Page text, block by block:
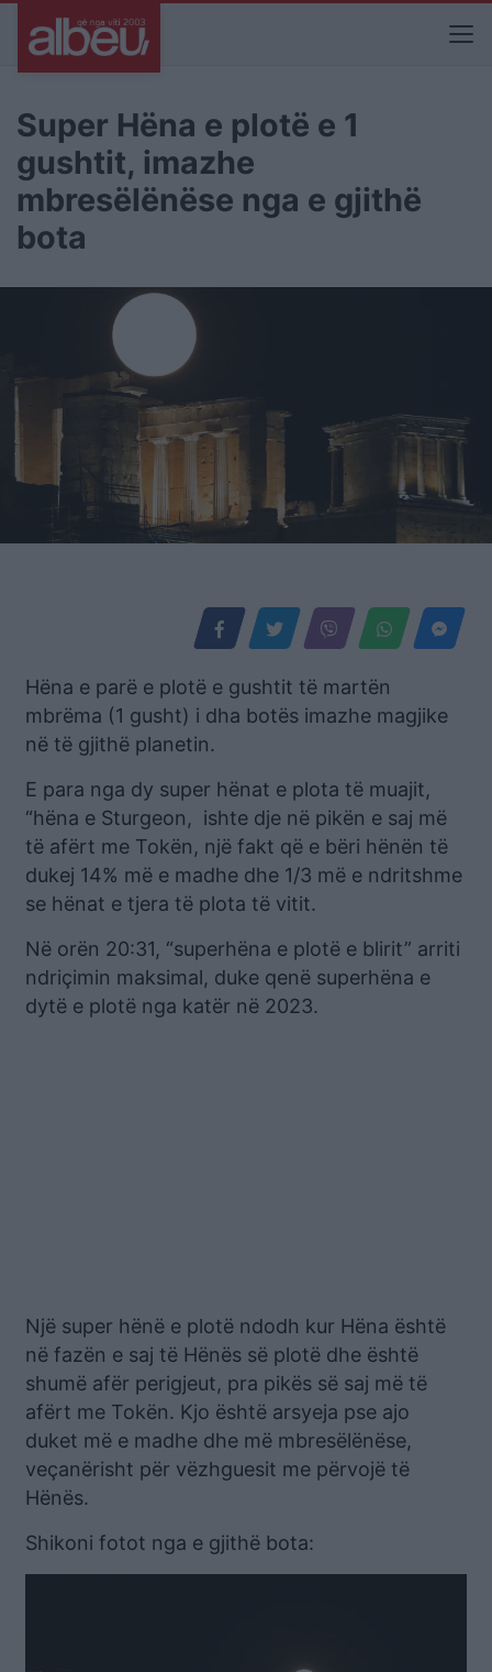
Super Hëna e plotë e 1
gushtit, imazhe
mbresëlënëse nga e gjithë
bota
Hëna e parë e plotë e gushtit të martën
mbrëma (1 gusht) i dha botës imazhe magjike
në të gjithë planetin.
E para nga dy super hënat e plota të muajit,
“hëna e Sturgeon, ishte dje në pikën e saj më
të afërt me Tokën, një fakt që e bëri hënën të
dukej 14% më e madhe dhe 1/3 më e ndritshme
se hënat e tjera të plota të vitit.
Në orën 20:31, “superhëna e plotë e blirit” arriti
ndriçimin maksimal, duke qenë superhëna e
dytë e plotë nga katër në 2023.
Një super hënë e plotë ndodh kur Hëna është
në fazën e saj të Hënës së plotë dhe është
shumë afër perigjeut, pra pikës së saj më të
afërt me Tokën. Kjo është arsyeja pse ajo
duket më e madhe dhe më mbresëlënëse,
veçanërisht për vëzhguesit me përvojë të
Hënës.
Shikoni fotot nga e gjithë bota: